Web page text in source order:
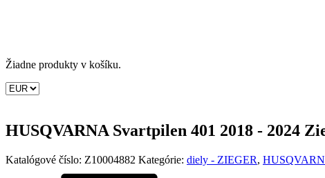
Žiadne produkty v košíku.
HUSQVARNA Svartpilen 401 2018 - 2024
Katalógové číslo: Z10004882 Kategórie: diely - ZIEGER,